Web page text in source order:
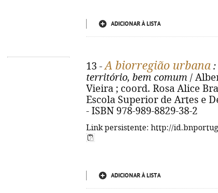
ADICIONAR À LISTA
13 -A biorregião urbana :
território, bem comum /
Vieira ; coord. Rosa Alice
Escola Superior de Artes e
- ISBN 978-989-8829-38-2
Link persistente: http://
ADICIONAR À LISTA